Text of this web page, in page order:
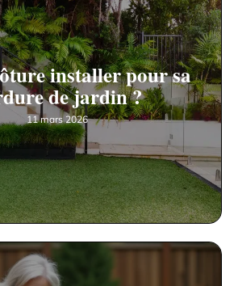
installer pour sa
de jardin ?
11 mars 2026